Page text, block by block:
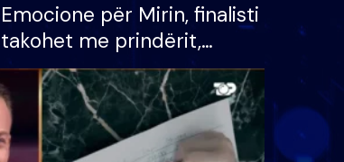
Emocione për Mirin, finalisti
takohet me prindërit,
vajzën dhe bashkëshorten:
S’kemi ndonjë letër divorci
apo jo?